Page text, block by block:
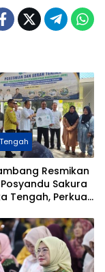
Resmikan
Sakura
Tengah, Perkuat